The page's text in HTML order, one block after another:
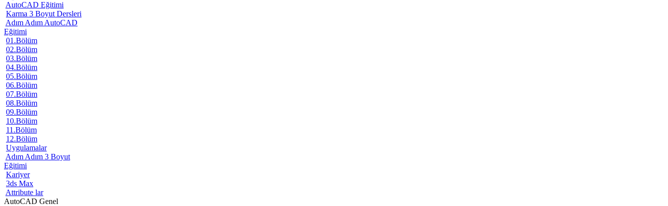
AutoCAD Eğitimi
Karma 3 Boyut Dersleri
Adım Adım AutoCAD
Eğitimi
01.Bölüm
02.Bölüm
03.Bölüm
04.Bölüm
05.Bölüm
06.Bölüm
07.Bölüm
08.Bölüm
09.Bölüm
10.Bölüm
11.Bölüm
12.Bölüm
Uygulamalar
Adım Adım 3 Boyut
Eğitimi
Kariyer
3ds Max
Attribute lar
AutoCAD Genel